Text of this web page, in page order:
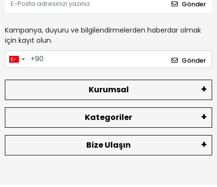
Gönder
Kampanya, duyuru ve bilgilendirmelerden haberdar olmak
için kayıt olun.
Gönder
Kurumsal
Kategoriler
Bize Ulaşın